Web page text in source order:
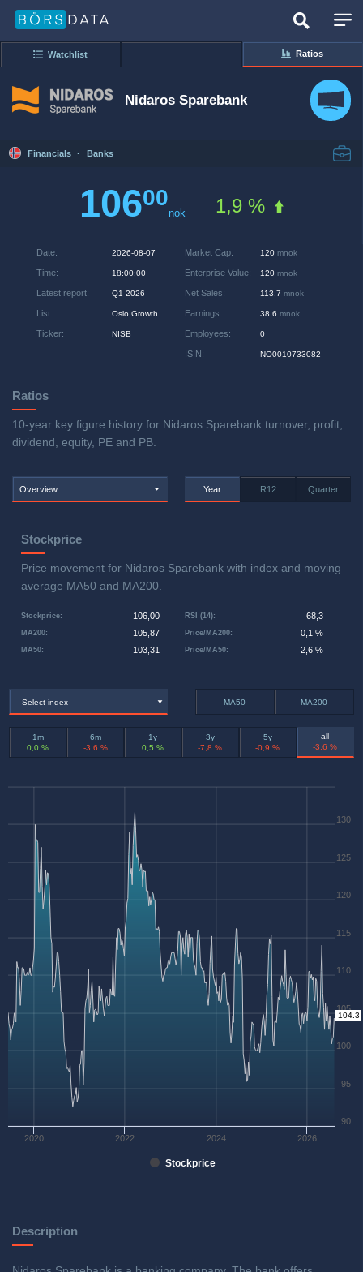
Watchlist Ratios
Nidaros Sparebank
Financials · Banks
10600
nok 1,9 %
Date: 2026-08-07
Time: 18:00:00
Latest report: Q1-2026
List: Oslo Growth
Ticker: NISB
Market Cap: 120 mnok
Enterprise Value: 120 mnok
Net Sales: 113,7 mnok
Earnings: 38,6 mnok
Employees: 0
ISIN: NO0010733082
Ratios
10-year key figure history for Nidaros Sparebank turnover, profit,
dividend, equity, PE and PB.
Overview Year R12 Quarter
Stockprice
Price movement for Nidaros Sparebank with index and moving
average MA50 and MA200.
Stockprice: 106,00
MA50: 103,31
MA200: 105,87 Price/MA200: 0,1 %
RSI (14): 68,3
Price/MA50: 2,6 %
Select index MA50 MA200
1m
0,0 %
6m
-3,6 %
1y
0,5 %
3y
-7,8 %
5y
-0,9 %
all
-3,6 %
Stockprice
2020 2022 2024 2026
90
95
100
105
110
115
120
125
130
104.3
Description